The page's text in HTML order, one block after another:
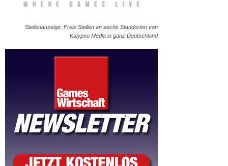
Stellenanzeige: Freie Stellen an sechs Standorten von
Kalypso Media in ganz Deutschland